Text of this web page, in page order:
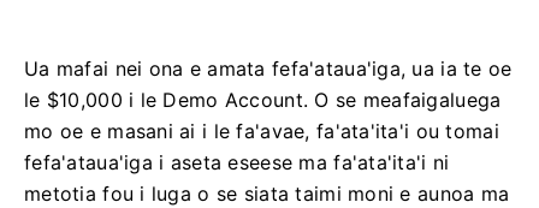
Ua mafai nei ona e amata fefa'ataua'iga, ua ia te oe
le $10,000 i le Demo Account. O se meafaigaluega
mo oe e masani ai i le fa'avae, fa'ata'ita'i ou tomai
fefa'ataua'iga i aseta eseese ma fa'ata'ita'i ni
metotia fou i luga o se siata taimi moni e aunoa ma